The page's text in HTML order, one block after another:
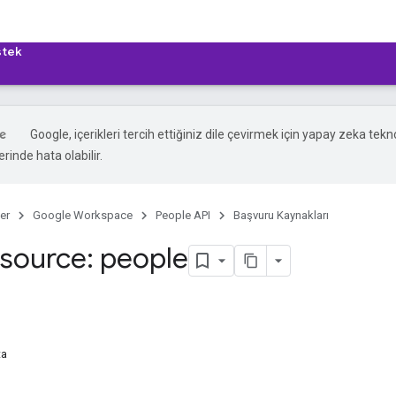
Google, içerikleri tercih ettiğiniz dile çevirmek için yapay zeka
hata olabilir.
Google Workspace People API Başvuru Kaynakları
people